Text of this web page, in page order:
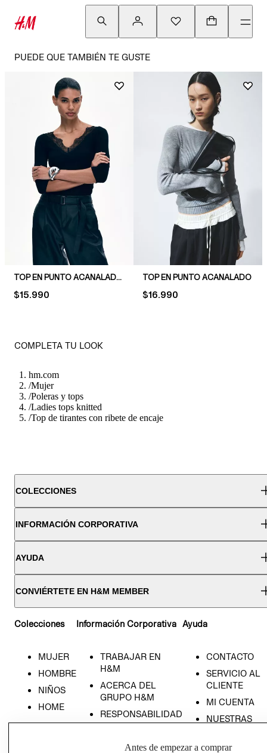
PUEDE QUE TAMBIÉN TE GUSTE
TOP EN PUNTO ACANALADO CON RIBETE DE ENCAJE
PRICE:
$15.990
TOP EN PUNTO ACANALADO
PRICE:
$16.990
COMPLETA TU LOOK
hm.com
/Mujer
/Poleras y tops
/Ladies tops knitted
/Top de tirantes con ribete de encaje
COLECCIONES
INFORMACIÓN CORPORATIVA
AYUDA
CONVIÉRTETE EN H&M MEMBER
Colecciones
MUJER
HOMBRE
NIÑOS
HOME
Información Corporativa
TRABAJAR EN
H&M
ACERCA DEL
GRUPO H&M
RESPONSABILIDAD
SOCIAL
PRENSA
Ayuda
CONTACTO
SERVICIO AL
CLIENTE
MI CUENTA
NUESTRAS
Antes de empezar a comprar